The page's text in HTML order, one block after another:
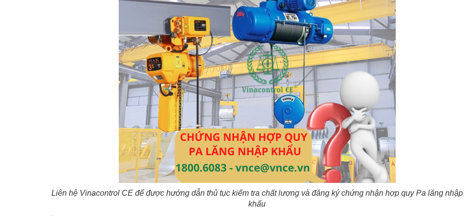
Liên hệ Vinacontrol CE để được hướng dẫn thủ tục kiểm tra chất lượng và đăng ký chứng nhận hợp quy Pa lăng nhập
khẩu